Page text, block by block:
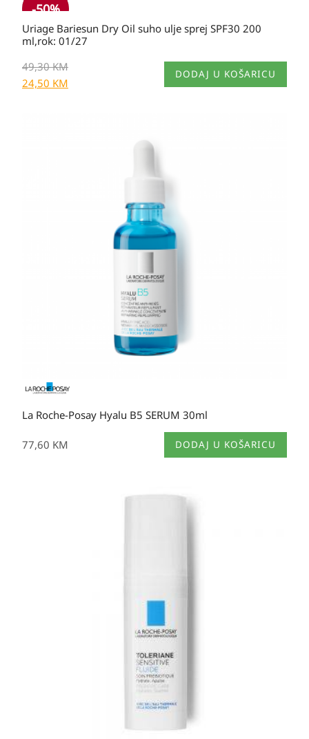
-50%
Uriage Bariesun Dry Oil suho ulje sprej SPF30 200
ml,rok: 01/27
49,30KM
24,50 KM
DODAJ U KOŠARICU
La Roche-Posay Hyalu B5 SERUM 30ml
77,60 KM DODAJ U KOŠARICU